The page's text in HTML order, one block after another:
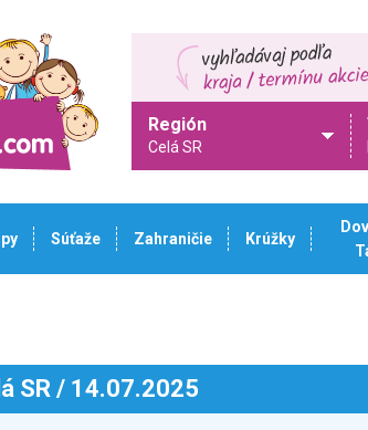
Región
Celá SR
Súťaže Zahraničie Krúžky
SR / 14.07.2025